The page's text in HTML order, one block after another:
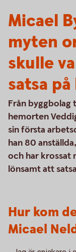
Micael
myten
skulle
satsa
Från byggbolag
hemorten
sin första
han 80
och har krossat
lönsamt att
Hur kom
Micael